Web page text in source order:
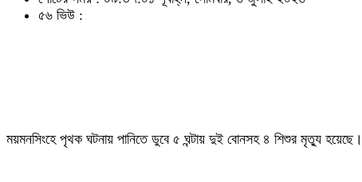
৫৬ ভিউ :
ময়মনসিংহে পৃথক ঘটনায় পানিতে ডুবে ৫ ঘন্টায় দুই বোনসহ ৪ শিশুর মৃত্যু